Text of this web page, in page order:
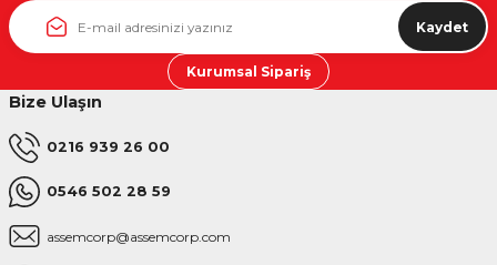
Kaydet
Kurumsal Sipariş
Bize Ulaşın
0216 939 26 00
0546 502 28 59
assemcorp@assemcorp.com